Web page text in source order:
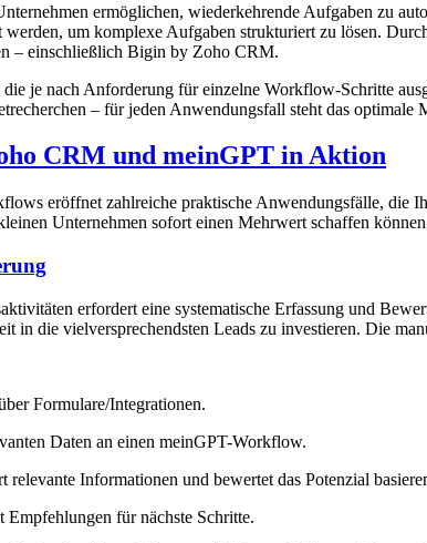
ermöglichen, wiederkehrende Aufgaben zu
um komplexe Aufgaben strukturiert zu lösen.
– einschließlich Bigin by Zoho CRM.
je nach Anforderung für einzelne Workflow-Schritte
– für jeden Anwendungsfall steht das optimale
CRM und meinGPT in Aktion
eröffnet zahlreiche praktische Anwendungsfälle, die
Unternehmen sofort einen Mehrwert schaffen
erfordert eine systematische Erfassung und
in die vielversprechendsten Leads zu investieren. Die
Formulare/Integrationen.
Daten an einen meinGPT-Workflow.
Informationen und bewertet das Potenzial
für nächste Schritte.